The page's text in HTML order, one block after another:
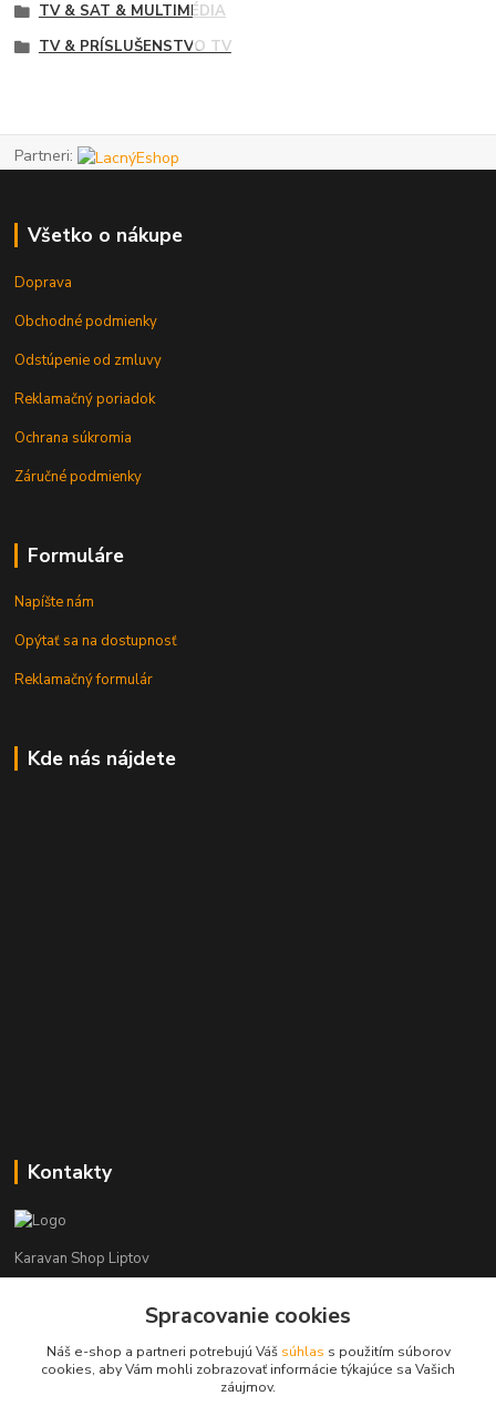
TV & SAT & MULTIMÉDIA
TV & PRÍSLUŠENSTVO TV
Partneri:
Všetko o nákupe
Doprava
Obchodné podmienky
Odstúpenie od zmluvy
Reklamačný poriadok
Ochrana súkromia
Záručné podmienky
Formuláre
Napíšte nám
Opýtať sa na dostupnosť
Reklamačný formulár
Kde nás nájdete
Kontakty
Karavan Shop Liptov
+421 903 626 885
info@karavanshopliptov.sk
Spracovanie cookies
Náš e-shop a partneri potrebujú Váš súhlas s použitím súborov
cookies, aby Vám mohli zobrazovať informácie týkajúce sa Vašich
záujmov.